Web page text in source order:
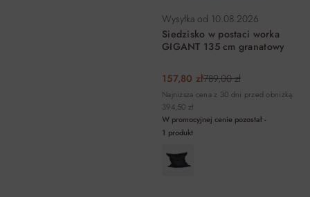
Wysyłka od 10.08.2026
Siedzisko w postaci worka
GIGANT 135 cm granatowy
157,80 zł789,00 zł
Najniższa cena z 30 dni przed obniżką:
394,50 zł
W promocyjnej cenie pozostał -
1 produkt